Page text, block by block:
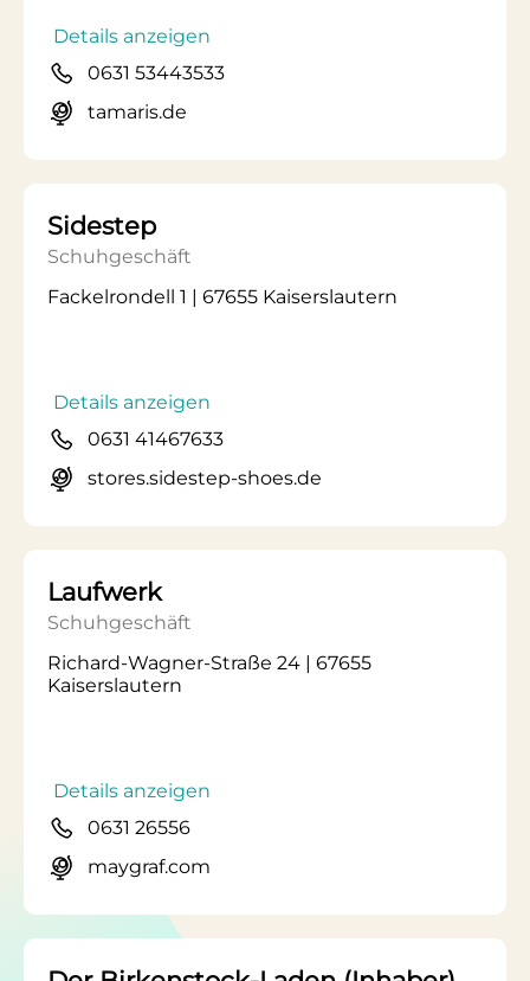
Details anzeigen
0631 53443533
tamaris.de
Sidestep
Schuhgeschäft
Fackelrondell 1 | 67655 Kaiserslautern
Details anzeigen
0631 41467633
stores.sidestep-shoes.de
Laufwerk
Schuhgeschäft
Richard-Wagner-Straße 24 | 67655
Kaiserslautern
Details anzeigen
0631 26556
maygraf.com